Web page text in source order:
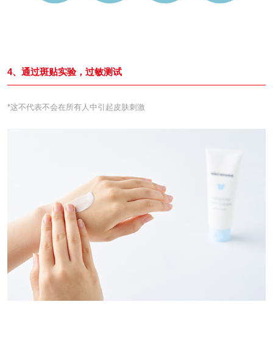
4、通过斑贴实验，过敏测试
*这不代表不会在所有人中引起皮肤刺激